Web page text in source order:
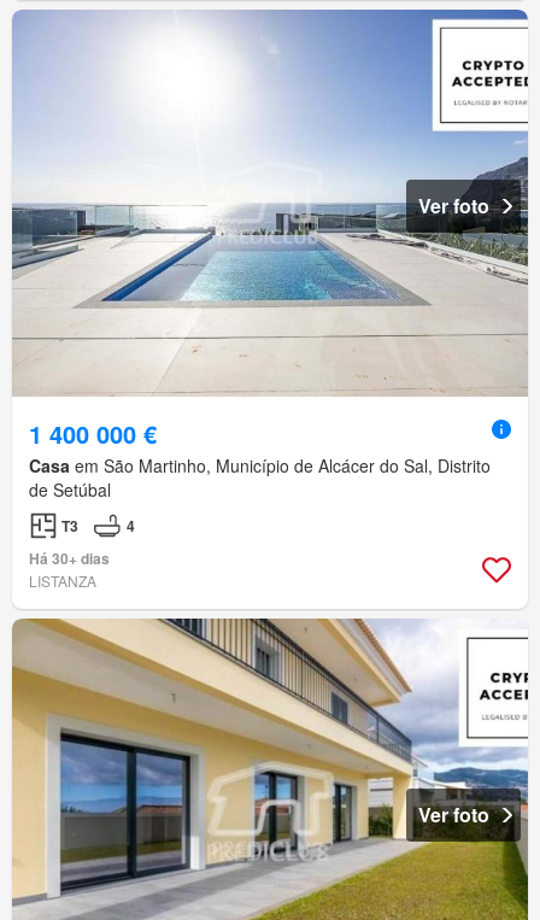
Ver foto
1 400 000 €
Casa em São Martinho, Município de Alcácer do Sal, Distrito
de Setúbal
T3
4
Há 30+ dias
LISTANZA
Ver foto